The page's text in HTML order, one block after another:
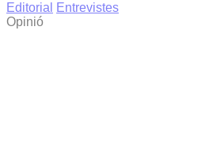
Editorial
Entrevistes
Opinió